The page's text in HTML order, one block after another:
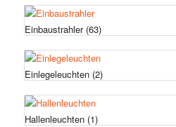
Einbaustrahler (63)
Einlegeleuchten (2)
Hallenleuchten (1)